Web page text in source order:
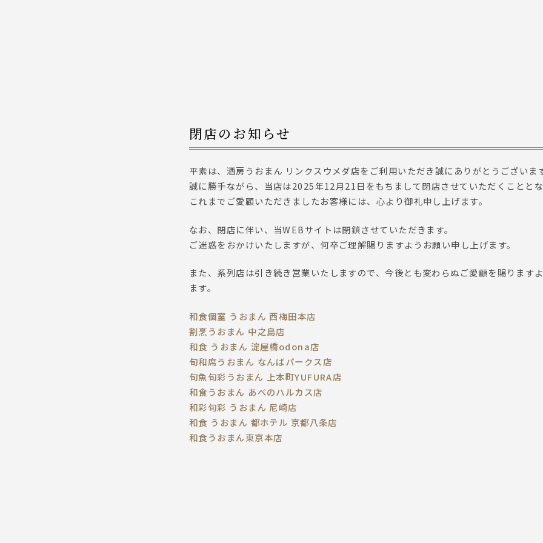
閉店のお知らせ
平素は、酒房うおまん リンクスウメダ店をご利用いただき誠にありがとうございます
誠に勝手ながら、当店は2025年12月21日をもちまして閉店させていただくこととな
これまでご愛顧いただきましたお客様には、心より御礼申し上げます。
なお、閉店に伴い、当WEBサイトは閉鎖させていただきます。
ご迷惑をおかけいたしますが、何卒ご理解賜りますようお願い申し上げます。
また、系列店は引き続き営業いたしますので、今後とも変わらぬご愛顧を賜ります
ます。
和食個室 うおまん 西梅田本店
割烹うおまん 中之島店
和食 うおまん 淀屋橋odona店
旬和席うおまん なんばパークス店
旬魚旬彩うおまん 上本町YUFURA店
和食うおまん あべのハルカス店
和彩旬彩 うおまん 尼崎店
和食 うおまん 都ホテル 京都八条店
和食うおまん東京本店